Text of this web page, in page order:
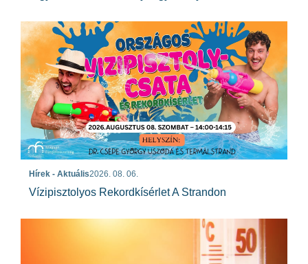
Hírek - Aktuális2026. 08. 06.
Vízipisztolyos Rekordkísérlet A Strandon